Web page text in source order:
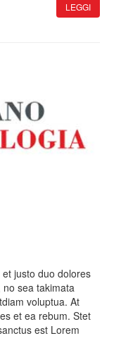
LEGGI
justo duo dolores
sea takimata
voluptua. At
et ea rebum. Stet
est Lorem